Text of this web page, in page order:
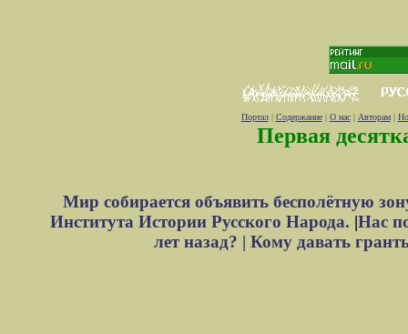
Портал| Содержание| О нас| Авторам|
Первая
Мир собирается объявить бесполётную
Института Истории Русского Народа. |Нас
лет назад? | Кому давать